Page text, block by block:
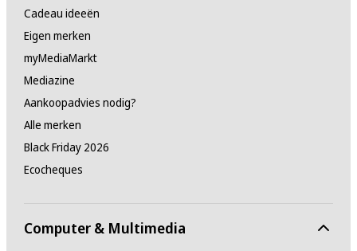
Cadeau ideeën
Eigen merken
myMediaMarkt
Mediazine
Aankoopadvies nodig?
Alle merken
Black Friday 2026
Ecocheques
Computer & Multimedia